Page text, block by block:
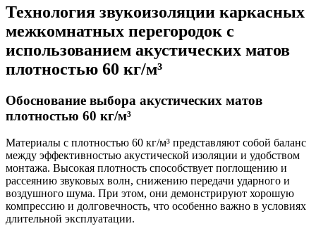
Технология звукоизоляции каркасных
межкомнатных перегородок с
использованием акустических матов
плотностью 60 кг/м³
Обоснование выбора акустических матов
плотностью 60 кг/м³
Материалы с плотностью 60 кг/м³ представляют собой баланс
между эффективностью акустической изоляции и удобством
монтажа. Высокая плотность способствует поглощению и
рассеянию звуковых волн, снижению передачи ударного и
воздушного шума. При этом, они демонстрируют хорошую
компрессию и долговечность, что особенно важно в условиях
длительной эксплуатации.